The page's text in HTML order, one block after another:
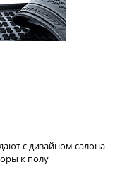
с дизайном салона
к полу